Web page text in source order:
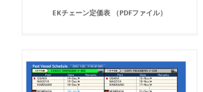
EKチェーン定価表 （PDFファイル）